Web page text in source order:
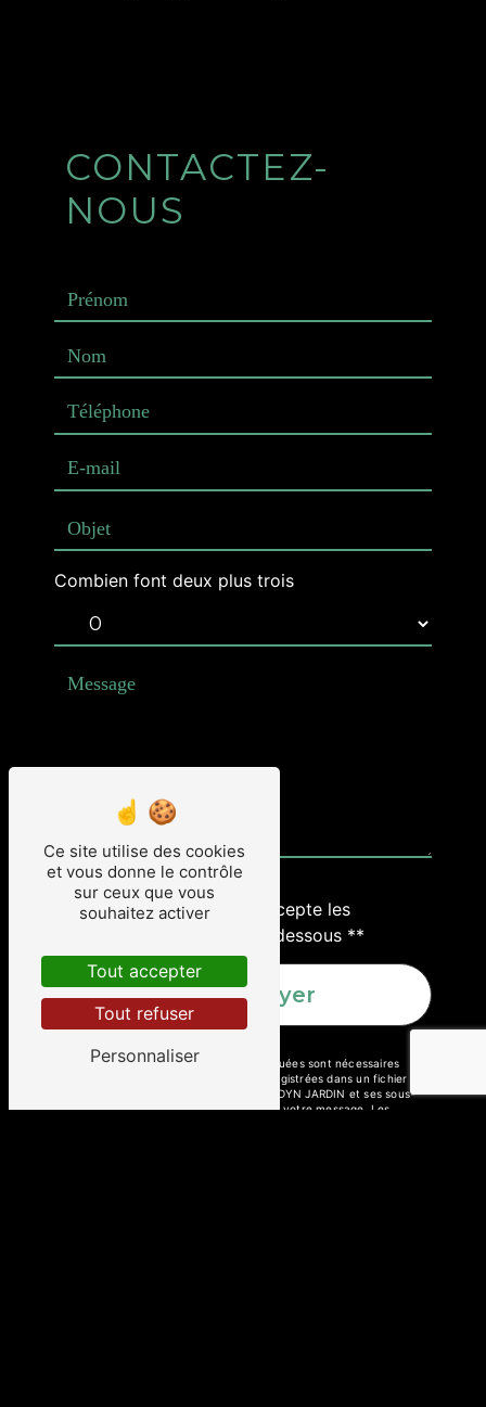
CONTACTEZ-
NOUS
Combien font deux plus trois
En cochant cette case, j'accepte les
conditions particulières ci-dessous **
Envoyer
** Les données personnelles communiquées sont nécessaires
aux fins de vous contacter et sont enregistrées dans un fichier
informatisé. Elles sont destinées à GODDYN JARDIN et ses sous-
traitants dans le seul but de répondre à votre message. Les
Ce site utilise des cookies
et vous donne le contrôle
sur ceux que vous
souhaitez activer
Tout accepter
Tout refuser
Personnaliser